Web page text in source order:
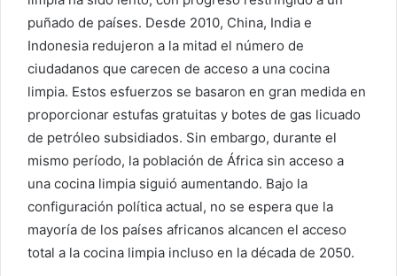
puñado de países. Desde 2010, China, India e
Indonesia redujeron a la mitad el número de
ciudadanos que carecen de acceso a una cocina
limpia. Estos esfuerzos se basaron en gran medida en
proporcionar estufas gratuitas y botes de gas licuado
de petróleo subsidiados. Sin embargo, durante el
mismo período, la población de África sin acceso a
una cocina limpia siguió aumentando. Bajo la
configuración política actual, no se espera que la
mayoría de los países africanos alcancen el acceso
total a la cocina limpia incluso en la década de 2050.